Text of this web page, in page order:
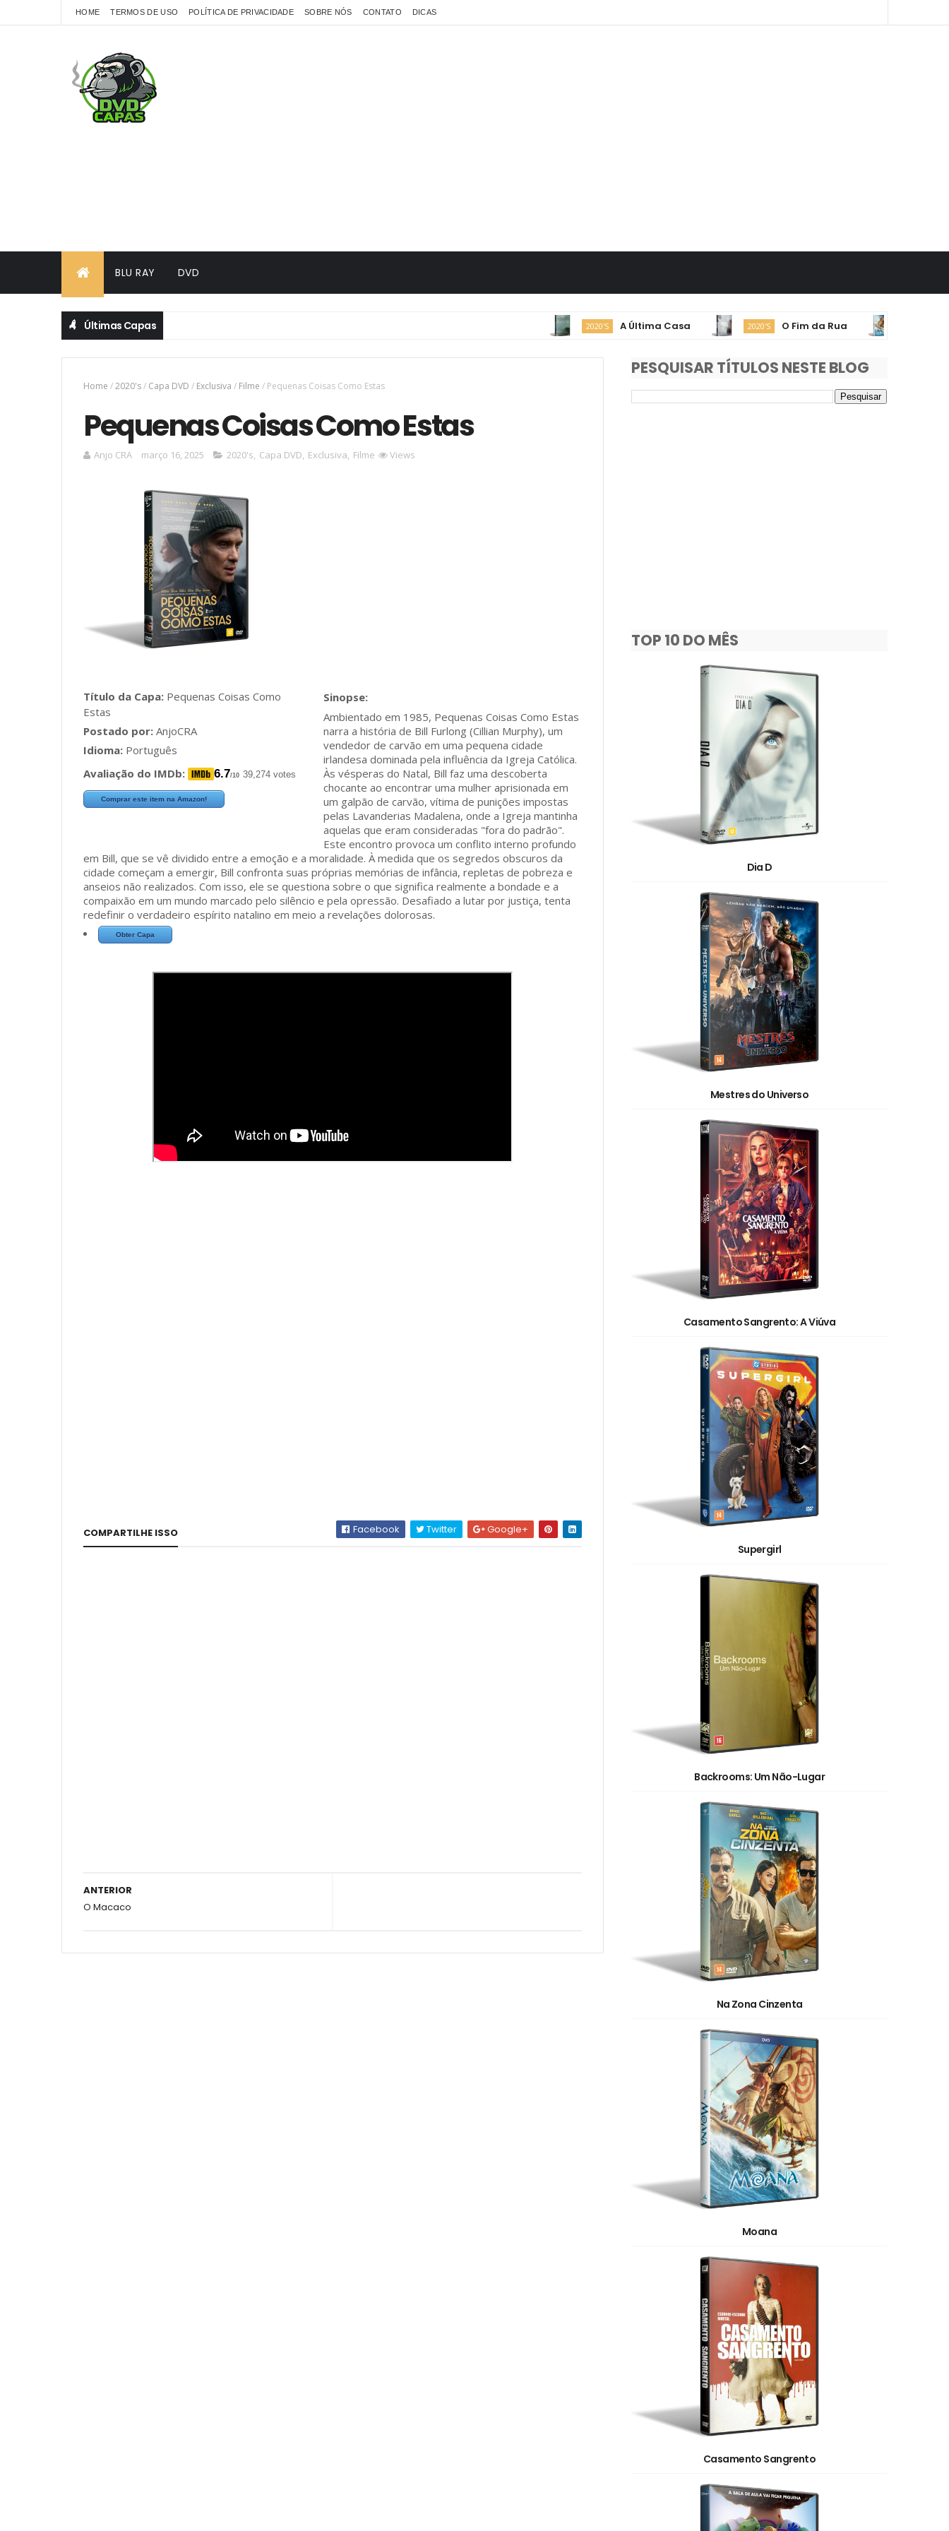
HOME TERMOS DE USO POLÍTICA DE PRIVACIDADE SOBRE NÓS CONTATO DICAS
BLU RAY DVD
Últimas Capas 2020'S A Última Casa 2020'S O Fim da Rua 2020'S
Home /2020's/ Capa DVD / Exclusiva / Filme / Pequenas Coisas Como Estas
Pequenas Coisas Como Estas
Anjo CRA março 16, 2025 2020's, Capa DVD, Exclusiva, Filme Views
Título da Capa: Pequenas Coisas Como
Estas
Postado por: AnjoCRA
Idioma: Português
Avaliação do IMDb:
6.7/10 39,274 votes
Comprar este item na Amazon!
Ambientado em 1985, Pequenas Coisas Como Estas
narra a história de Bill Furlong (Cillian Murphy), um
vendedor de carvão em uma pequena cidade
irlandesa dominada pela influência da Igreja Católica.
Às vésperas do Natal, Bill faz uma descoberta
chocante ao encontrar uma mulher aprisionada em
um galpão de carvão, vítima de punições impostas
pelas Lavanderias Madalena, onde a Igreja mantinha
aquelas que eram consideradas "fora do padrão".
Este encontro provoca um conflito interno profundo
em Bill, que se vê dividido entre a emoção e a moralidade. À medida que os segredos obscuros da
cidade começam a emergir, Bill confronta suas próprias memórias de infância, repletas de pobreza e
anseios não realizados. Com isso, ele se questiona sobre o que significa realmente a bondade e a
compaixão em um mundo marcado pelo silêncio e pela opressão. Desafiado a lutar por justiça, tenta
redefinir o verdadeiro espírito natalino em meio a revelações dolorosas.
Obter Capa
COMPARTILHE ISSO Facebook Twitter Google+
ANTERIOR
O Macaco
PESQUISAR TÍTULOS NESTE BLOG
TOP 10 DO MÊS
Dia D
Mestres do Universo
Casamento Sangrento: A Viúva
Supergirl
Backrooms: Um Não-Lugar
Na Zona Cinzenta
Moana
Casamento Sangrento